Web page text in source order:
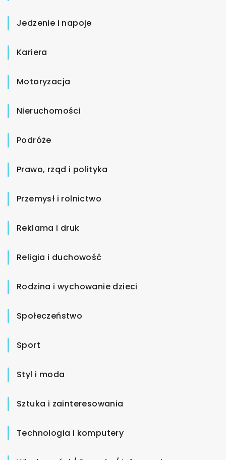
Jedzenie i napoje
Kariera
Motoryzacja
Nieruchomości
Podróże
Prawo, rząd i polityka
Przemysł i rolnictwo
Reklama i druk
Religia i duchowość
Rodzina i wychowanie dzieci
Społeczeństwo
Sport
Styl i moda
Sztuka i zainteresowania
Technologia i komputery